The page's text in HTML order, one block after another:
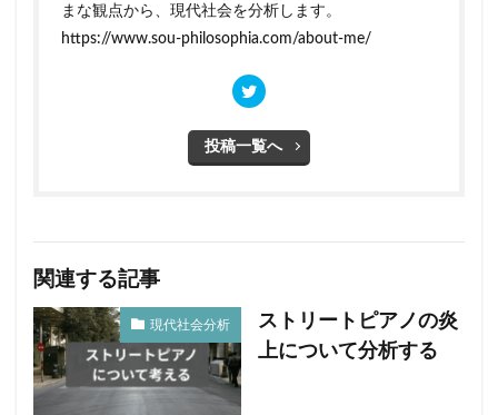
まな観点から、現代社会を分析します。
https://www.sou-philosophia.com/about-me/
投稿一覧へ
関連する記事
現代社会分析
ストリートピアノの炎
上について分析する